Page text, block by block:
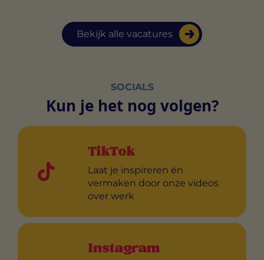
Bekijk alle vacatures
SOCIALS
Kun je het nog volgen?
TikTok
Laat je inspireren én
vermaken door onze videos
over werk
Instagram